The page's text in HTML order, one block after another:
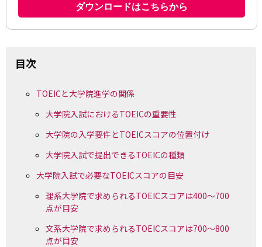
目次
TOEICと大学院進学の関係
大学院入試におけるTOEICの重要性
大学院の入学要件とTOEICスコアの位置付け
大学院入試で提出できるTOEICの種類
大学院入試で必要なTOEICスコアの目安
理系大学院で求められるTOEICスコアは400～700
点が目安
文系大学院で求められるTOEICスコアは700～800
点が目安